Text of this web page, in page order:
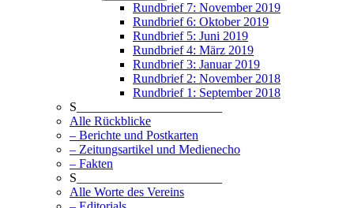
Rundbrief 7: November 2019
Rundbrief 6: Oktober 2019
Rundbrief 5: Juni 2019
Rundbrief 4: März 2019
Rundbrief 3: Januar 2019
Rundbrief 2: November 2018
Rundbrief 1: September 2018
S_______________________
Alle Rückblicke
– Berichte und Postkarten
– Zeitungsartikel und Medienecho
– Fakten
S_______________________
Alle Worte des Vereins